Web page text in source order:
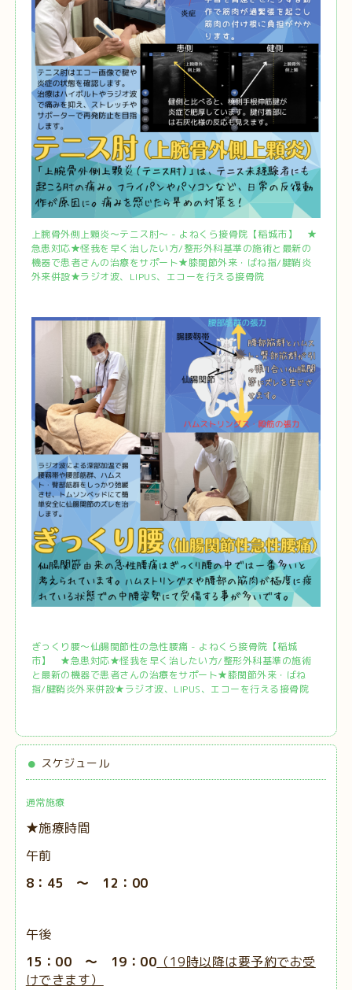
上腕骨外側上顆炎～テニス肘～ - よねくら接骨院【稲城市】 ★
急患対応★怪我を早く治したい方/整形外科基準の施術と最新の
機器で患者さんの治療をサポート★膝関節外来・ばね指/腱鞘炎
外来併設★ラジオ波、LIPUS、エコーを行える接骨院
ぎっくり腰～仙腸関節性の急性腰痛 - よねくら接骨院【稲城
市】 ★急患対応★怪我を早く治したい方/整形外科基準の施術
と最新の機器で患者さんの治療をサポート★膝関節外来・ばね
指/腱鞘炎外来併設★ラジオ波、LIPUS、エコーを行える接骨院
スケジュール
通常施療
★施療時間
午前
8：45 ～ 12：00
午後
15：00 ～ 19：00 （19時以降は要予約でお受
けできます）